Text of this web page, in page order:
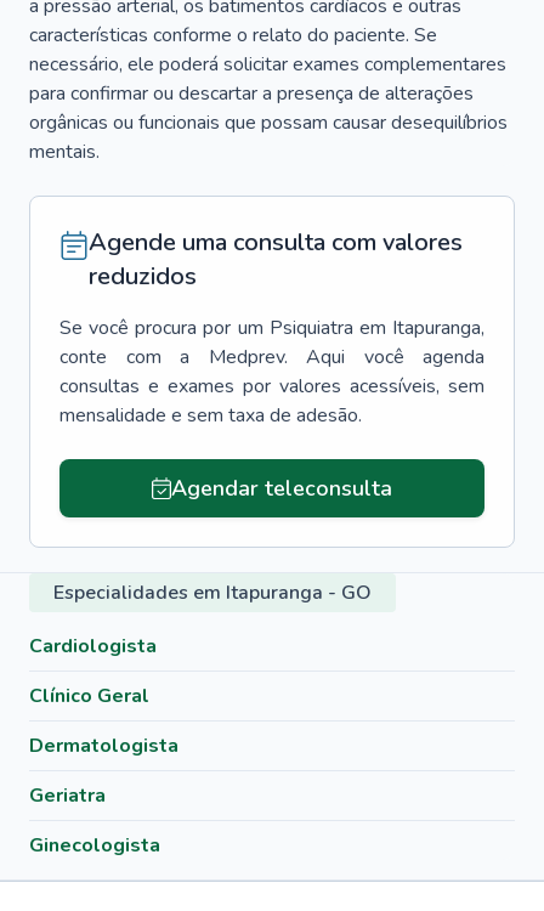
a pressão arterial, os batimentos cardíacos e outras
características conforme o relato do paciente. Se
necessário, ele poderá solicitar exames complementares
para confirmar ou descartar a presença de alterações
orgânicas ou funcionais que possam causar desequilíbrios
mentais.
Agende uma consulta com valores
reduzidos
Se você procura por um Psiquiatra em Itapuranga,
conte com a Medprev. Aqui você agenda
consultas e exames por valores acessíveis, sem
mensalidade e sem taxa de adesão.
Agendar teleconsulta
Especialidades em Itapuranga - GO
Cardiologista
Clínico Geral
Dermatologista
Geriatra
Ginecologista